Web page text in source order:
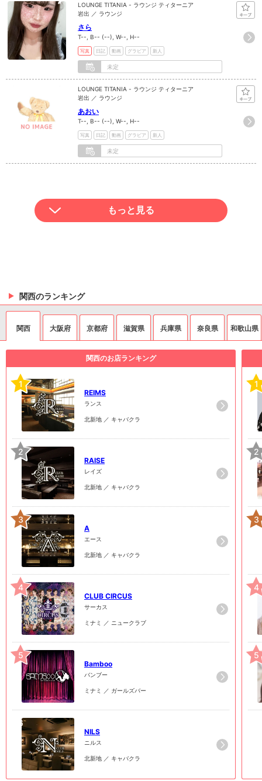
LOUNGE TITANIA - ラウンジ ティターニア
岩出 ／ ラウンジ
さら
T--, B-- (--), W--, H--
写真 日記 動画 グラビア 新人
未定
LOUNGE TITANIA - ラウンジ ティターニア
岩出 ／ ラウンジ
あおい
T--, B-- (--), W--, H--
写真 日記 動画 グラビア 新人
未定
もっと見る
関西のランキング
関西 大阪府 京都府 滋賀県 兵庫県 奈良県 和歌山県
関西のお店ランキング
1
REIMS
ランス
北新地 ／ キャバクラ
2
RAISE
レイズ
北新地 ／ キャバクラ
3
A
エース
北新地 ／ キャバクラ
4
CLUB CIRCUS
サーカス
ミナミ ／ ニュークラブ
5
Bamboo
バンブー
ミナミ ／ ガールズバー
6
NILS
ニルス
北新地 ／ キャバクラ
1
2
3
4
5